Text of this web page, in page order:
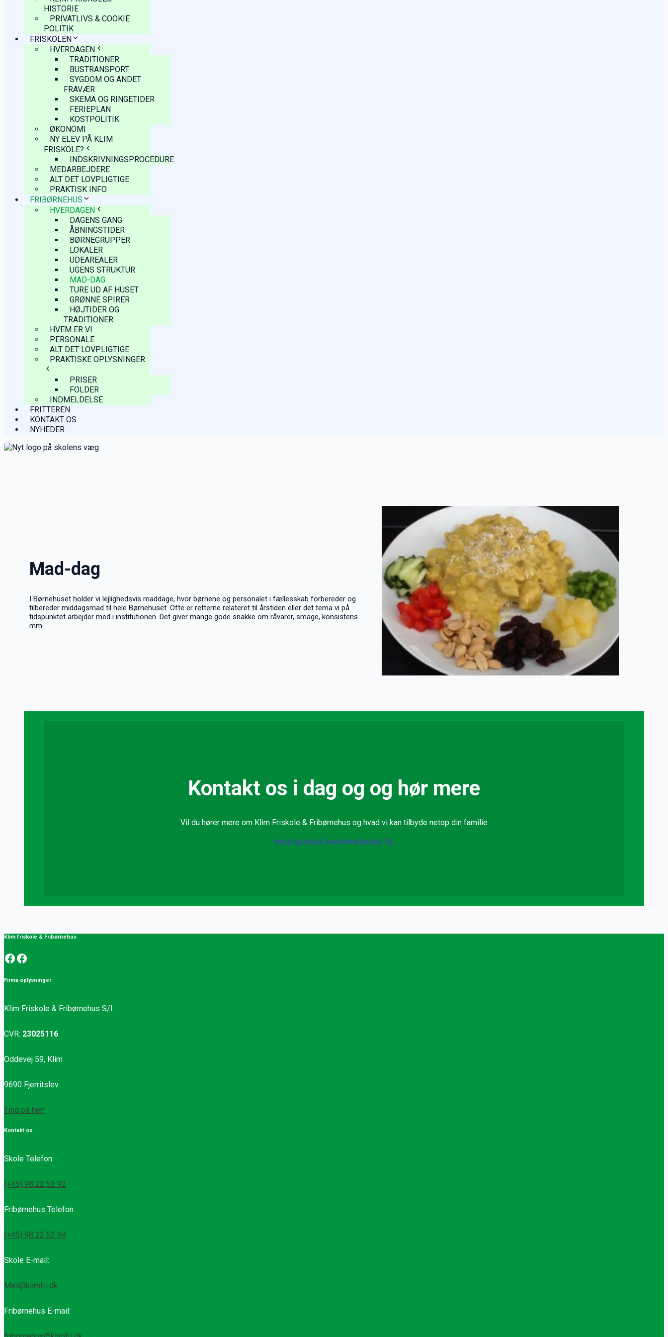
HISTORIE
PRIVATLIVS & COOKIE
POLITIK
FRISKOLEN
HVERDAGEN
TRADITIONER
BUSTRANSPORT
SYGDOM OG ANDET
FRAVÆR
SKEMA OG RINGETIDER
FERIEPLAN
KOSTPOLITIK
ØKONOMI
NY ELEV PÅ KLIM
FRISKOLE?
INDSKRIVNINGSPROCEDURE
MEDARBEJDERE
ALT DET LOVPLIGTIGE
PRAKTISK INFO
FRIBØRNEHUS
HVERDAGEN
DAGENS GANG
ÅBNINGSTIDER
BØRNEGRUPPER
LOKALER
UDEAREALER
UGENS STRUKTUR
MAD-DAG
TURE UD AF HUSET
GRØNNE SPIRER
HØJTIDER OG
TRADITIONER
HVEM ER VI
PERSONALE
ALT DET LOVPLIGTIGE
PRAKTISKE OPLYSNINGER
PRISER
FOLDER
INDMELDELSE
FRITTEREN
KONTAKT OS
NYHEDER
Mad-dag
I Børnehuset holder vi lejlighedsvis maddage, hvor børnene og personalet i fællesskab forbereder og
tilbereder middagsmad til hele Børnehuset. Ofte er retterne relateret til årstiden eller det tema vi på
tidspunktet arbejder med i institutionen. Det giver mange gode snakke om råvarer, smage, konsistens
mm.
Kontakt os i dag og og hør mere
Vil du hører mere om Klim Friskole & Fribørnehus og hvad vi kan tilbyde netop din familie
HER BLIVER MENNESKER TIL
Klim friskole & Fribørnehus
Facebook
Facebook
Firma oplysninger
Klim Friskole & Fribørnehus S/I
CVR: 23025116
Oddevej 59, Klim
9690 Fjerritslev
Find os her!
Kontakt os
Skole Telefon:
(+45) 98 22 52 92
Fribørnehus Telefon:
(+45) 98 22 52 94
Skole E-mail:
Mail@klimfri.dk
Fribørnehus E-mail: